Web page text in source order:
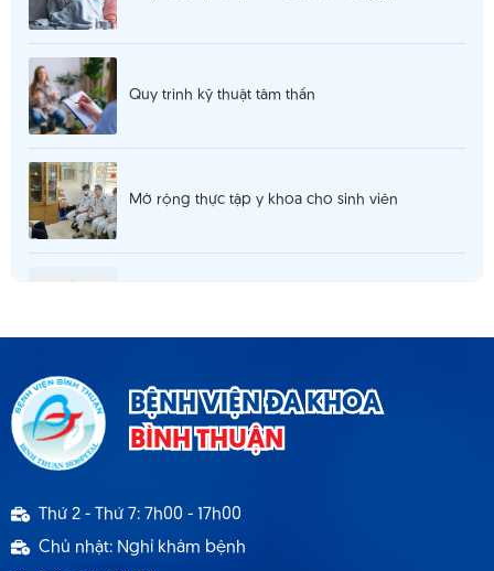
Quy trình kỹ thuật tâm thần
Mở rộng thực tập y khoa cho sinh viên
Thông báo cơ sở khám chữa bệnh đáp ứng yêu
cầu là cơ sở hướng dẫn thực hành
BỆNH VIỆN ĐA KHOA
BÌNH THUẬN
Thứ 2 - Thứ 7: 7h00 - 17h00
Chủ nhật: Nghỉ khám bệnh